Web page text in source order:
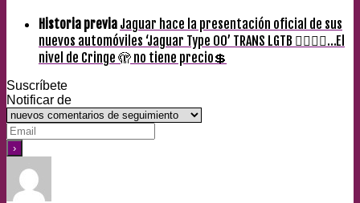
Historia previa Jaguar hace la presentación oficial de sus
nuevos automóviles ‘Jaguar Type 00’ TRANS LGTB 🏳️‍🌈😂🤣…El
nivel de Cringe 🫣 no tiene precio💲
Suscríbete
Notificar de